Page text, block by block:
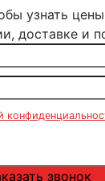
узнать
доставке и